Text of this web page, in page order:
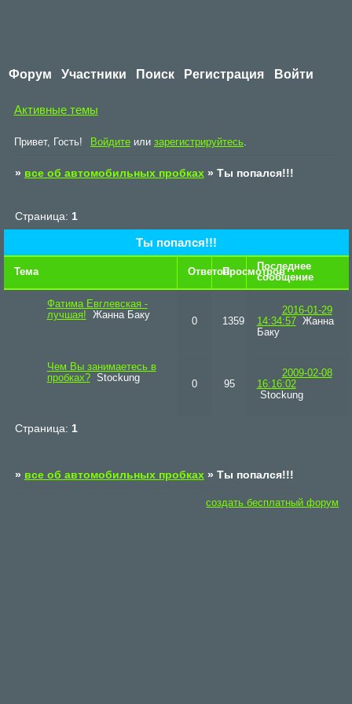
Форум Участники Поиск Регистрация Войти
Активные темы
Привет, Гость! Войдитеили зарегистрируйтесь
» все об автомобильных пробках » Ты попался!!!
Ты попался!!!
Страница: 1
Тема ОтветовПросмотровПоследнее
сообщение
Фатима Евглевская -
лучшая!
Жанна Баку
0 1359
2016-01-29
14:34:57
Жанна
Баку
Чем Вы занимаетесь в
пробках?
Stockung
0 95
2009-02-08
16:16:02
Stockung
Страница: 1
» все об автомобильных пробках » Ты попался!!!
создать бесплатный форум